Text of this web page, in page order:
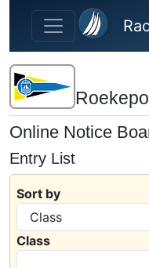
Skip to main content
Online Notice
Entry List
Sort by
Class